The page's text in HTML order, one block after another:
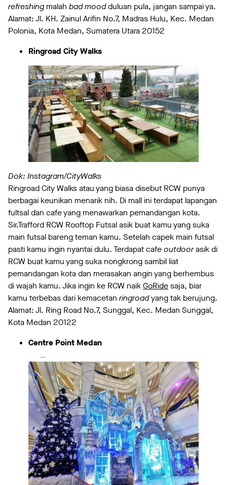
refreshing malah bad moodduluan pula, jangan sampai ya.
Alamat: Jl. KH. Zainul Arifin No.7, Madras Hulu, Kec. Medan
Polonia, Kota Medan, Sumatera Utara 20152
Ringroad City Walks
Dok: Instagram/CityWalks
Ringroad City Walks atau yang biasa disebut RCW punya
berbagai keunikan menarik nih. Di mall ini terdapat lapangan
fultsal dan cafe yang menawarkan pemandangan kota.
Sir.Trafford RCW Rooftop Futsal asik buat kamu yang suka
main futsal bareng teman kamu. Setelah capek main futsal
pasti kamu ingin nyantai dulu. Terdapat cafeoutdoorasik di
RCW buat kamu yang suka nongkrong sambil liat
pemandangan kota dan merasakan angin yang berhembus
di wajah kamu. Jika ingin ke RCW naikGoRidesaja, biar
kamu terbebas dari kemacetan ringroadyang tak berujung.
Alamat: Jl. Ring Road No.7, Sunggal, Kec. Medan Sunggal,
Kota Medan 20122
Centre Point Medan